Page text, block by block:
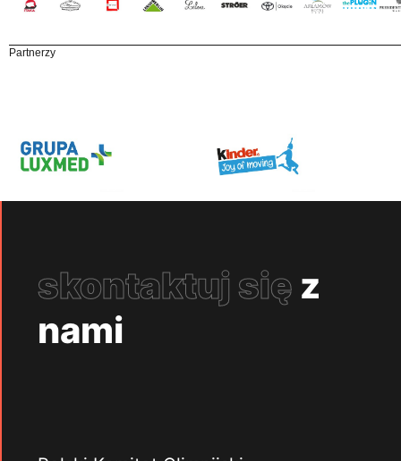
Partnerzy
skontaktuj się z
nami